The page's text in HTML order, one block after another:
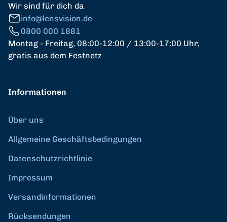
Wir sind für dich da
info@lensvision.de
0800 000 1881
Montag - Freitag, 08:00-12:00 / 13:00-17:00 Uhr,
gratis aus dem Festnetz
Informationen
Über uns
Allgemeine Geschäftsbedingungen
Datenschutzrichtlinie
Impressum
Versandinformationen
Rücksendungen